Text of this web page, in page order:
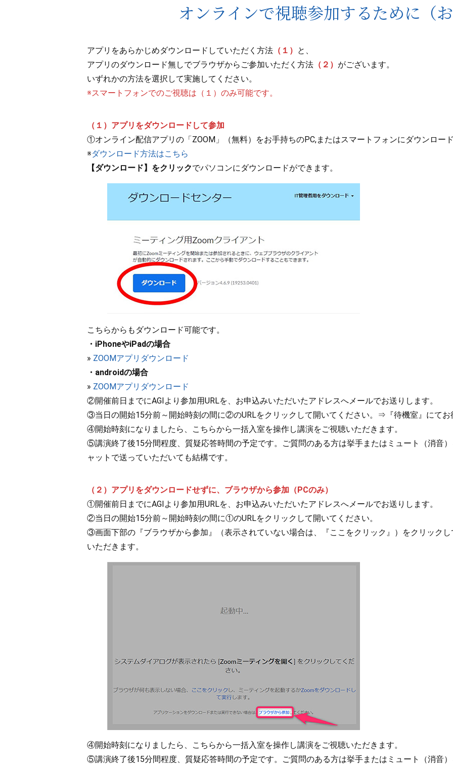
オンラインで視聴参加するために（
アプリをあらかじめダウンロードしていただく方法 （１） と、
アプリのダウンロード無しでブラウザからご参加いただく方法 （２） がございます。
いずれかの方法を選択して実施してください。
※スマートフォンでのご視聴は（１）のみ可能です。
（１）アプリをダウンロードして参加
①オンライン配信アプリの「ZOOM」（無料）をお手持ちのPC,またはスマートフォンにダウンロー
※ダウンロード方法はこちら
【ダウンロード】をクリックでパソコンにダウンロードができます。
こちらからもダウンロード可能です。
・iPhoneやiPadの場合
» ZOOMアプリダウンロード
・androidの場合
» ZOOMアプリダウンロード
②開催前日までにAGIより参加用URLを、お申込みいただいたアドレスへメールでお送りします。
③当日の開始15分前～開始時刻の間に②のURLをクリックして開いてください。⇒『待機室』にてお
④開始時刻になりましたら、こちらから一括入室を操作し講演をご視聴いただきます。
⑤講演終了後15分間程度、質疑応答時間の予定です。ご質問のある方は挙手またはミュート（消音
ャットで送っていただいても結構です。
（２）アプリをダウンロードせずに、ブラウザから参加（PCのみ）
①開催前日までにAGIより参加用URLを、お申込みいただいたアドレスへメールでお送りします。
②当日の開始15分前～開始時刻の間に①のURLをクリックして開いてください。
③画面下部の『ブラウザから参加』（表示されていない場合は、『ここをクリック』）をクリック
いただきます。
④開始時刻になりましたら、こちらから一括入室を操作し講演をご視聴いただきます。
⑤講演終了後15分間程度、質疑応答時間の予定です。ご質問のある方は挙手またはミュート（消音